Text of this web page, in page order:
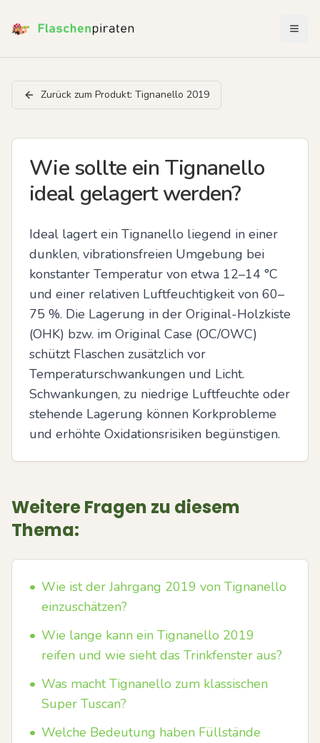
Zurück zum Produkt: Tignanello 2019
Wie sollte ein Tignanello
ideal gelagert werden?
Ideal lagert ein Tignanello liegend in einer
dunklen, vibrationsfreien Umgebung bei
konstanter Temperatur von etwa 12–14 °C
und einer relativen Luftfeuchtigkeit von 60–
75 %. Die Lagerung in der Original-Holzkiste
(OHK) bzw. im Original Case (OC/OWC)
schützt Flaschen zusätzlich vor
Temperaturschwankungen und Licht.
Schwankungen, zu niedrige Luftfeuchte oder
stehende Lagerung können Korkprobleme
und erhöhte Oxidationsrisiken begünstigen.
Weitere Fragen zu diesem
Thema:
• Wie ist der Jahrgang 2019 von Tignanello
einzuschätzen?
• Wie lange kann ein Tignanello 2019
reifen und wie sieht das Trinkfenster aus?
• Was macht Tignanello zum klassischen
Super Tuscan?
• Welche Bedeutung haben Füllstände